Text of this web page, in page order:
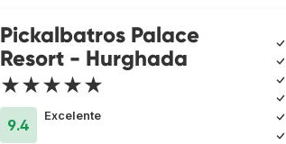
Pickalbatros Palace
Resort - Hurghada
★★★★★
9.4
Excelente